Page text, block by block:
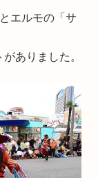
エルモの「サ
ありました。